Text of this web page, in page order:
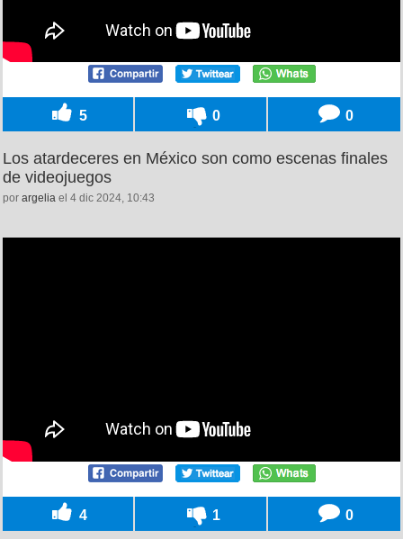
5 0 0
Los atardeceres en México son como escenas finales
de videojuegos
por argelia el 4 dic 2024, 10:43
4 1 0